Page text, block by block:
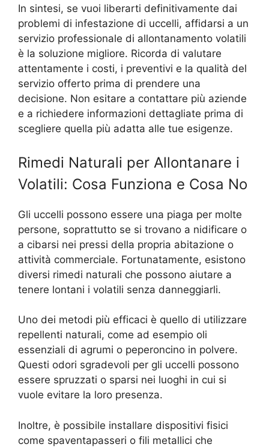
In sintesi, se vuoi liberarti definitivamente dai
problemi di infestazione di uccelli, affidarsi a un
servizio professionale di allontanamento volatili
è la soluzione migliore. Ricorda di valutare
attentamente i costi, i preventivi e la qualità del
servizio offerto prima di prendere una
decisione. Non esitare a contattare più aziende
e a richiedere informazioni dettagliate prima di
scegliere quella più adatta alle tue esigenze.
Rimedi Naturali per Allontanare i
Volatili: Cosa Funziona e Cosa No
Gli uccelli possono essere una piaga per molte
persone, soprattutto se si trovano a nidificare o
a cibarsi nei pressi della propria abitazione o
attività commerciale. Fortunatamente, esistono
diversi rimedi naturali che possono aiutare a
tenere lontani i volatili senza danneggiarli.
Uno dei metodi più efficaci è quello di utilizzare
repellenti naturali, come ad esempio oli
essenziali di agrumi o peperoncino in polvere.
Questi odori sgradevoli per gli uccelli possono
essere spruzzati o sparsi nei luoghi in cui si
vuole evitare la loro presenza.
Inoltre, è possibile installare dispositivi fisici
come spaventapasseri o fili metallici che